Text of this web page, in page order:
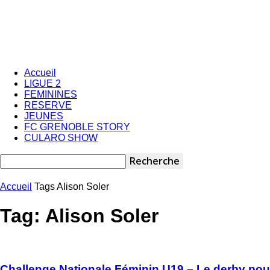
Accueil
LIGUE 2
FEMININES
RESERVE
JEUNES
FC GRENOBLE STORY
CULARO SHOW
Accueil TagsAlison Soler
Tag: Alison Soler